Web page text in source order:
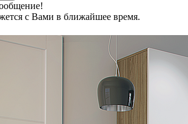
с Вами в ближайшее время.